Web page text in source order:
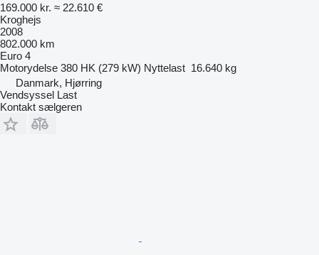
169.000 kr. ≈ 22.610 €
Kroghejs
2008
802.000 km
Euro 4
Motorydelse 380 HK (279 kW) Nyttelast 16.640 kg
Danmark, Hjørring
Vendsyssel Last
Kontakt sælgeren